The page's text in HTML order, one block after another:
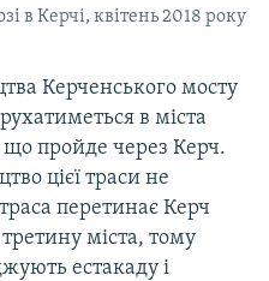
в Керчі, квітень 2018 року
Керченського мосту
в міста
пройде через Керч.
цієї траси не
перетинає Керч
міста, тому
естакаду і